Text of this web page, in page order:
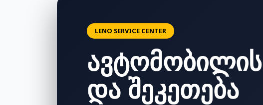
LENO SERVICE CENTER
ავტომობილის
და შეკეთება